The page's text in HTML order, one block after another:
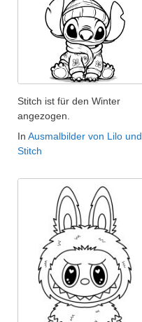
Stitch ist für den Winter
angezogen.
In Ausmalbilder von Lilo und
Stitch